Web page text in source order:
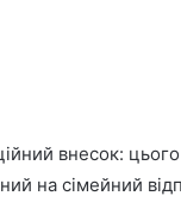
внесок: цього
на сімейний